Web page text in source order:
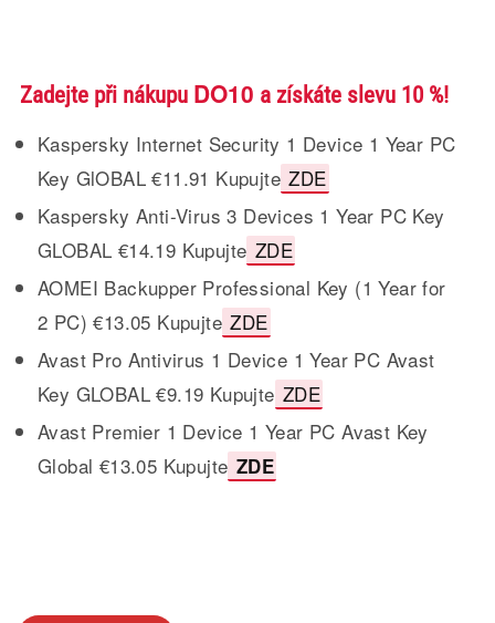
Zadejte při nákupu DO10 a získáte slevu 10 %!
Kaspersky Internet Security 1 Device 1 Year PC
Key GlOBAL €11.91 Kupujte ZDE
Kaspersky Anti-Virus 3 Devices 1 Year PC Key
GLOBAL €14.19 Kupujte ZDE
AOMEI Backupper Professional Key (1 Year for
2 PC) €13.05 Kupujte ZDE
Avast Pro Antivirus 1 Device 1 Year PC Avast
Key GLOBAL €9.19 Kupujte ZDE
Avast Premier 1 Device 1 Year PC Avast Key
Global €13.05 Kupujte ZDE